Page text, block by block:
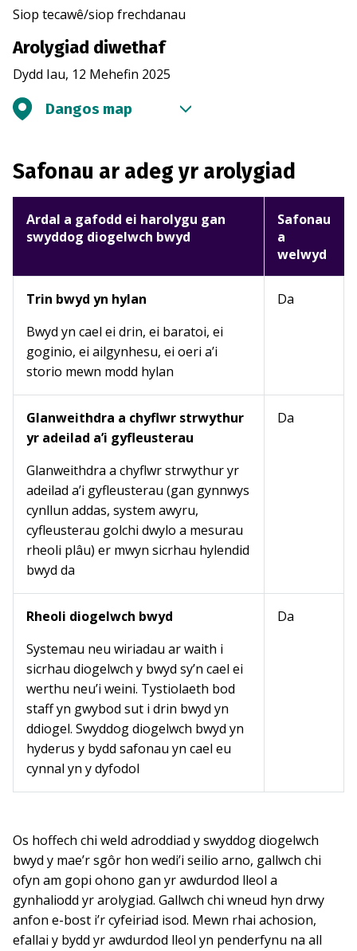
Siop tecawê/siop frechdanau
Arolygiad diwethaf
Dydd Iau, 12 Mehefin 2025
Dangos map
Safonau ar adeg yr arolygiad
Ardal a gafodd ei harolygu gan
swyddog diogelwch bwyd
Safonau
a
welwyd
Trin bwyd yn hylan
Bwyd yn cael ei drin, ei baratoi, ei
goginio, ei ailgynhesu, ei oeri a’i
storio mewn modd hylan
Da
Glanweithdra a chyflwr strwythur
yr adeilad a’i gyfleusterau
Glanweithdra a chyflwr strwythur yr
adeilad a’i gyfleusterau (gan gynnwys
cynllun addas, system awyru,
cyfleusterau golchi dwylo a mesurau
rheoli plâu) er mwyn sicrhau hylendid
bwyd da
Da
Rheoli diogelwch bwyd
Systemau neu wiriadau ar waith i
sicrhau diogelwch y bwyd sy’n cael ei
werthu neu’i weini. Tystiolaeth bod
staff yn gwybod sut i drin bwyd yn
ddiogel. Swyddog diogelwch bwyd yn
hyderus y bydd safonau yn cael eu
cynnal yn y dyfodol
Da
Os hoffech chi weld adroddiad y swyddog diogelwch
bwyd y mae’r sgôr hon wedi’i seilio arno, gallwch chi
ofyn am gopi ohono gan yr awdurdod lleol a
gynhaliodd yr arolygiad. Gallwch chi wneud hyn drwy
anfon e-bost i’r cyfeiriad isod. Mewn rhai achosion,
efallai y bydd yr awdurdod lleol yn penderfynu na all